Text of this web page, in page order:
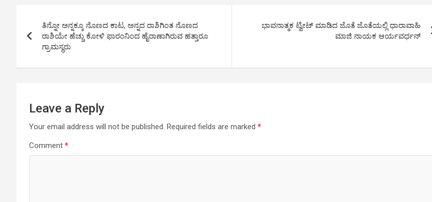
A
p
p
o
o
n
k
navigation
ತಿನ್ನೋ ಅನ್ನಕ್ಕೂ ನೊಣದ ಕಾಟ, ಅನ್ನದ ರಾಶಿಗಿಂತ ನೊಣದ
ರಾಶಿಯೇ ಹೆಚ್ಚು ಕೋಳಿ ಫಾರಂನಿಂದ ಹೈರಾಣಾಗಿರುವ ಹತ್ತಾರೂ
ಗ್ರಾಮಸ್ಥರು
ಭಾವನಾತ್ಮಕ ಟ್ವೀಟ್ ಮಾಡಿದ ಜೊತೆ ಜೊತೆಯಲ್ಲಿ ಧಾರಾವಾಹಿ
ಮಾಜಿ ನಾಯಕ ಆರ್ಯವರ್ಧನ್
Leave a Reply
Your email address will not be published. Required fields are marked *
Comment *